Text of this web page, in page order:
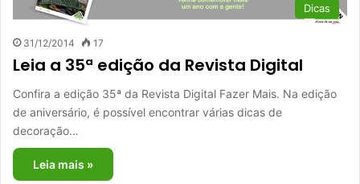
Dicas
31/12/2014 17
Leia a 35ª edição da Revista Digital
Confira a edição 35ª da Revista Digital Fazer Mais. Na edição
de aniversário, é possível encontrar várias dicas de
decoração…
Leia mais »